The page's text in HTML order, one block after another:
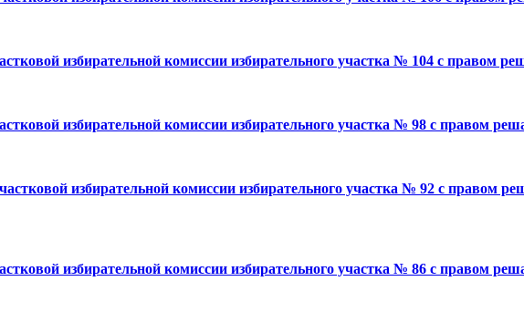
избирательной комиссии избирательного участка № 104 с правом
избирательной комиссии избирательного участка № 98 с правом
избирательной комиссии избирательного участка № 92 с
избирательной комиссии избирательного участка № 86 с правом